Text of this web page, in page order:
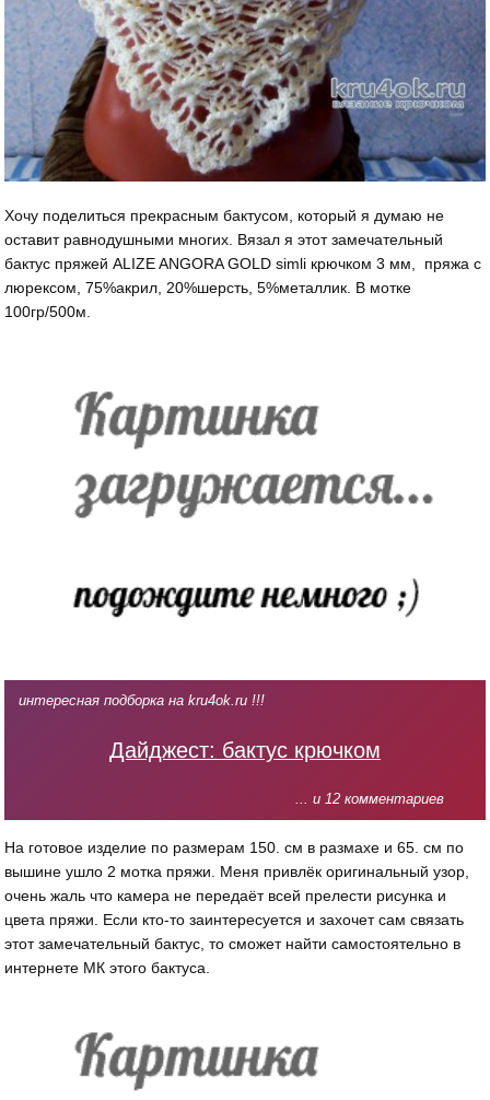
Хочу поделиться прекрасным бактусом, который я думаю не
оставит равнодушными многих. Вязал я этот замечательный
бактус пряжей ALIZE ANGORA GOLD simli крючком 3 мм, пряжа с
люрексом, 75%акрил, 20%шерсть, 5%металлик. В мотке
100гр/500м.
интересная подборка на kru4ok.ru !!!
Дайджест: бактус крючком
... и 12 комментариев
На готовое изделие по размерам 150. см в размахе и 65. см по
вышине ушло 2 мотка пряжи. Меня привлёк оригинальный узор,
очень жаль что камера не передаёт всей прелести рисунка и
цвета пряжи. Если кто-то заинтересуется и захочет сам связать
этот замечательный бактус, то сможет найти самостоятельно в
интернете МК этого бактуса.